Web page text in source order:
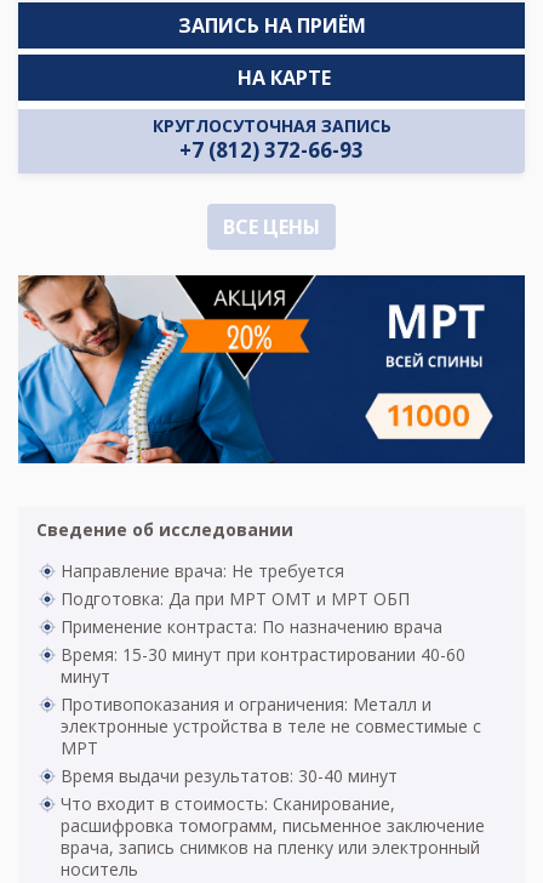
ЗАПИСЬ НА ПРИЁМ
КРУГЛОСУТОЧНАЯ ЗАПИСЬ
+7 (812) 372-66-93
НА КАРТЕ
ВСЕ ЦЕНЫ
Сведение об исследовании
Направление врача: Не требуется
Подготовка: Да при МРТ ОМТ и МРТ ОБП
Применение контраста: По назначению врача
Время: 15-30 минут при контрастировании 40-60
минут
Противопоказания и ограничения: Металл и
электронные устройства в теле не совместимые с
МРТ
Время выдачи результатов: 30-40 минут
Что входит в стоимость: Сканирование,
расшифровка томограмм, письменное заключение
врача, запись снимков на пленку или электронный
носитель